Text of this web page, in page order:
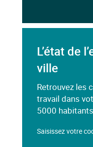
L’état de
ville
Retrouvez les
travail dans
5000 habitants.
Saisissez votre